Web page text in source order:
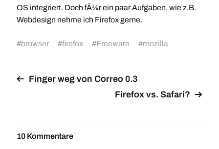
OS integriert. Doch fÃ¼r ein paar Aufgaben, wie z.B.
Webdesign nehme ich Firefox gerne.
#browser #firefox #Freeware #mozilla
Finger weg von Correo 0.3
Firefox vs. Safari?
10 Kommentare